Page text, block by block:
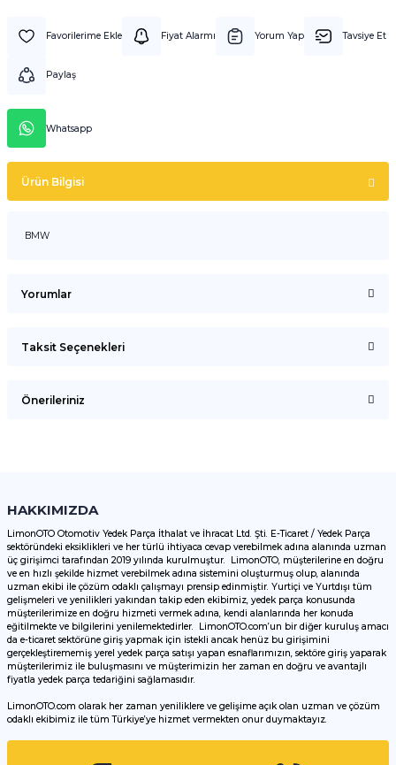
Fiyat Alarmı Yorum Yap Tavsiye Et
Paylaş
Whatsapp
Ürün Bilgisi
BMW
Yorumlar
Taksit Seçenekleri
Önerileriniz
Görüş ve önerileriniz için teşekkür ederiz.
Ürün resmi kalitesiz, bozuk veya görüntülenemiyor.
Ürün açıklamasında eksik bilgiler bulunuyor.
Ürün bilgilerinde hatalar bulunuyor.
Ürün fiyatı diğer sitelerden daha pahalı.
Bu ürüne benzer farklı alternatifler olmalı.
HAKKIMIZDA
LimonOTO Otomotiv Yedek Parça İthalat ve İhracat Ltd. Şti. E-Ticaret / Yedek Parça
sektöründeki eksiklikleri ve her türlü ihtiyaca cevap verebilmek adına alanında uzman
üç girişimci tarafından 2019 yılında kurulmuştur. LimonOTO, müşterilerine en doğru
ve en hızlı şekilde hizmet verebilmek adına sistemini oluşturmuş olup, alanında
uzman ekibi ile çözüm odaklı çalışmayı prensip edinmiştir. Yurtiçi ve Yurtdışı tüm
gelişmeleri ve yenilikleri yakından takip eden ekibimiz, yedek parça konusunda
müşterilerimize en doğru hizmeti vermek adına, kendi alanlarında her konuda
eğitilmekte ve bilgilerini yenilemektedirler. LimonOTO.com’un bir diğer kuruluş amacı
da e-ticaret sektörüne giriş yapmak için istekli ancak henüz bu girişimini
gerçekleştirememiş yerel yedek parça satışı yapan esnaflarımızın, sektöre giriş yaparak
müşterilerimiz ile buluşmasını ve müşterimizin her zaman en doğru ve avantajlı
fiyatla yedek parça tedariğini sağlamasıdır.
LimonOTO.com olarak her zaman yeniliklere ve gelişime açık olan uzman ve çözüm
odaklı ekibimiz ile tüm Türkiye’ye hizmet vermekten onur duymaktayız.